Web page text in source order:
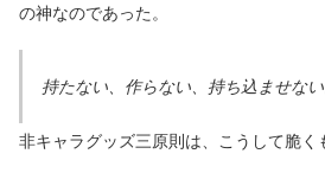
の神なのであった。
持たない、作らない、持ち込ませない
非キャラグッズ三原則は、こうして脆く